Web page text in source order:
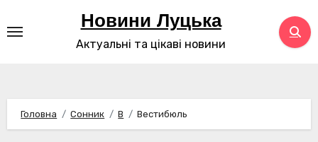
до
Новини Луцька
Актуальні та цікаві новини
Головна Сонник В Вестибюль